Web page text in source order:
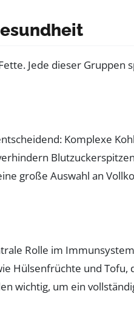
Jede dieser Gruppen
Komplexe
große Auswahl an
Rolle im
Hülsenfrüchte und Tofu,
wichtig, um ein